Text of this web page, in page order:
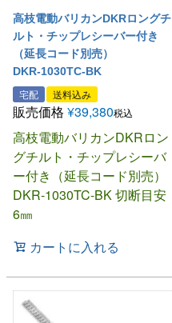
高枝電動バリカンDKRロングチ
ルト・チップレシーバー付き
（延長コード別売）
DKR-1030TC-BK
宅配 送料込み
販売価格 ¥39,380税込
高枝電動バリカンDKRロン
グチルト・チップレシーバ
ー付き（延長コード別売）
DKR-1030TC-BK 切断目安
6㎜
カートに入れる